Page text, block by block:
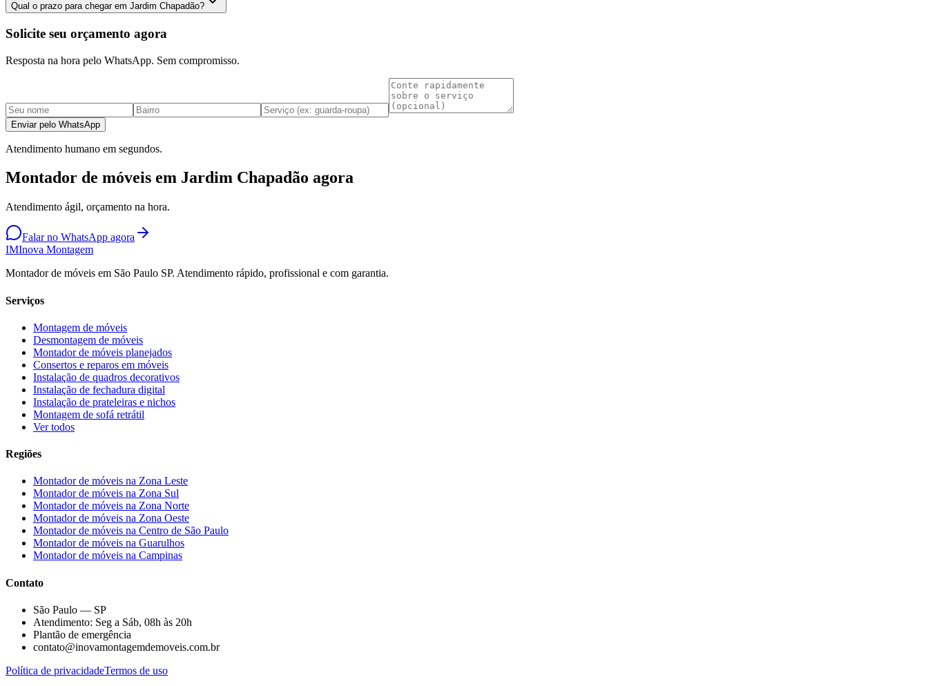
Qual o prazo para chegar em Jardim Chapadão?
Solicite seu orçamento agora
Resposta na hora pelo WhatsApp. Sem compromisso.
Enviar pelo WhatsApp
Atendimento humano em segundos.
Montador de móveis em Jardim Chapadão agora
Atendimento ágil, orçamento na hora.
Falar no WhatsApp agora
IMInova Montagem
Montador de móveis em São Paulo SP. Atendimento rápido, profissional e com garantia.
Serviços
Montagem de móveis
Desmontagem de móveis
Montador de móveis planejados
Consertos e reparos em móveis
Instalação de quadros decorativos
Instalação de fechadura digital
Instalação de prateleiras e nichos
Montagem de sofá retrátil
Ver todos
Regiões
Montador de móveis na Zona Leste
Montador de móveis na Zona Sul
Montador de móveis na Zona Norte
Montador de móveis na Zona Oeste
Montador de móveis na Centro de São Paulo
Montador de móveis na Guarulhos
Montador de móveis na Campinas
Contato
São Paulo — SP
Atendimento: Seg a Sáb, 08h às 20h
Plantão de emergência
contato@inovamontagemdemoveis.com.br
Política de privacidadeTermos de uso